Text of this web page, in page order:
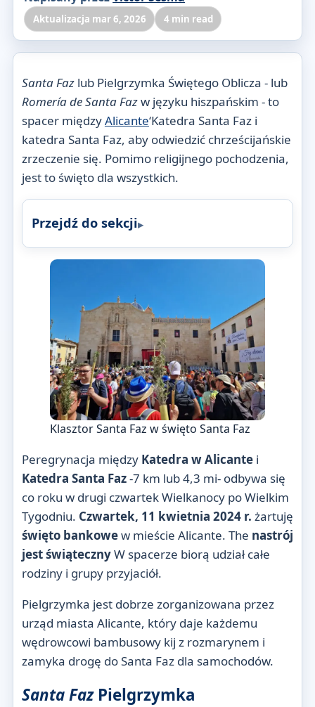
Aktualizacja mar 6, 2026 4 min read
Santa Fazlub Pielgrzymka Świętego Oblicza - lub
Romería de Santa Fazw języku hiszpańskim - to
spacer międzyAlicante‘Katedra Santa Faz i
katedra Santa Faz, aby odwiedzić chrześcijańskie
zrzeczenie się. Pomimo religijnego pochodzenia,
jest to święto dla wszystkich.
Przejdź do sekcji
Klasztor Santa Faz w święto Santa Faz
Peregrynacja między Katedra w Alicantei
Katedra Santa Faz-7 km lub 4,3 mi- odbywa się
co roku w drugi czwartek Wielkanocy po Wielkim
Tygodniu. Czwartek, 11 kwietnia 2024 r. żartuję
święto bankowew mieście Alicante. The nastrój
jest świątecznyW spacerze biorą udział całe
rodziny i grupy przyjaciół.
Pielgrzymka jest dobrze zorganizowana przez
urząd miasta Alicante, który daje każdemu
wędrowcowi bambusowy kij z rozmarynem i
zamyka drogę do Santa Faz dla samochodów.
Santa FazPielgrzymka